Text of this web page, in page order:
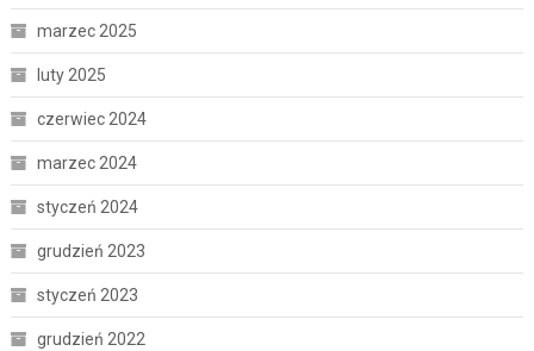
marzec 2025
luty 2025
czerwiec 2024
marzec 2024
styczeń 2024
grudzień 2023
styczeń 2023
grudzień 2022